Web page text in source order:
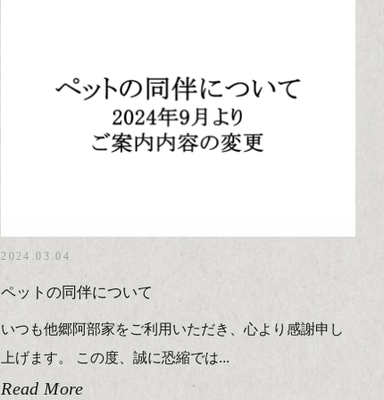
2024.03.04
ペットの同伴について
いつも他郷阿部家をご利用いただき、心より感謝申し
上げます。 この度、誠に恐縮では...
Read More